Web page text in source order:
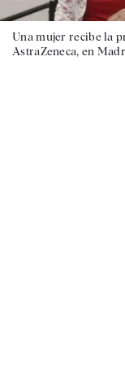
Una mujer recibe la
AstraZeneca, en